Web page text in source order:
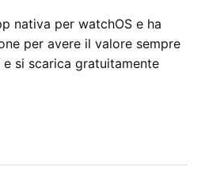
nativa per watchOS e ha
per avere il valore sempre
e si scarica gratuitamente